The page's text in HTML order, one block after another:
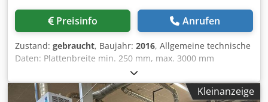
Preisinfo Anrufen
Zustand: gebraucht, Baujahr: 2016, Allgemeine technische
Daten: Plattenbreite min. 250 mm, max. 3000 mm
Plattentiefe min. 100 mm, max. 900 mm Plattendicke min.
12 mm, max. 60 mm Max. Gewicht pro Platte: 50 kg
Arbeitshöhe: 1060 mm Lineargeschwindigkeit desKleinanzeige